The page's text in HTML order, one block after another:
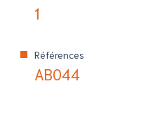
1
Références
AB044